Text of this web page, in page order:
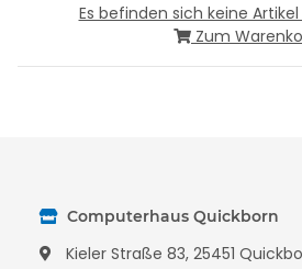
Es befinden sich keine
Zum
Computerhaus Quickborn
Kieler Straße 83, 25451